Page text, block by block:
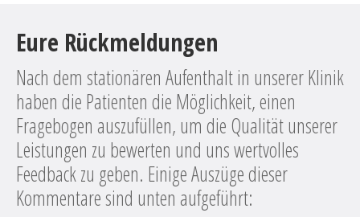
Eure Rückmeldungen
Nach dem stationären Aufenthalt in unserer Klinik
haben die Patienten die Möglichkeit, einen
Fragebogen auszufüllen, um die Qualität unserer
Leistungen zu bewerten und uns wertvolles
Feedback zu geben. Einige Auszüge dieser
Kommentare sind unten aufgeführt: